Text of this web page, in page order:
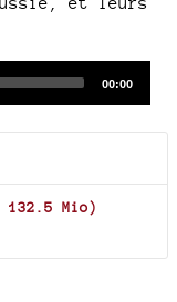
Total
00:00
132.5 Mio)